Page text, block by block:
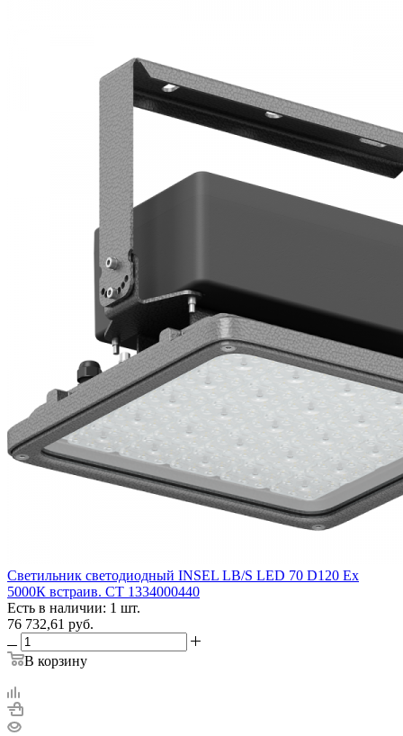
Светильник светодиодный INSEL LB/S LED 70 D120 Ex
5000К встраив. СТ 1334000440
Есть в наличии: 1 шт.
76 732,61 руб.
В корзину